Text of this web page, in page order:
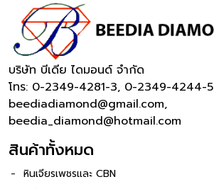
บริษัท บีเดีย ไดมอนด์ จำกัด
โทร: 0-2349-4281-3, 0-2349-4244-5
beediadiamond@gmail.com,
beedia_diamond@hotmail.com
สินค้าทั้งหมด
หินเจียรเพชรและ CBN